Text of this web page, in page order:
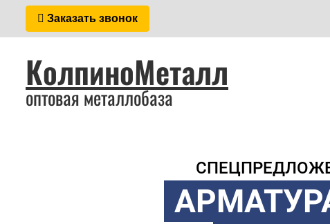
Заказать звонок
КолпиноМеталл
оптовая металлобаза